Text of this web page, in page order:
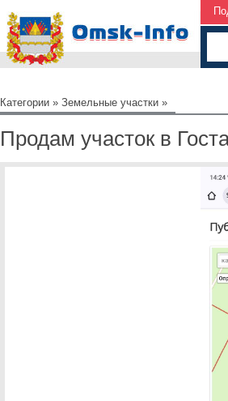
Категории » Земельные участки »
Продам участок в